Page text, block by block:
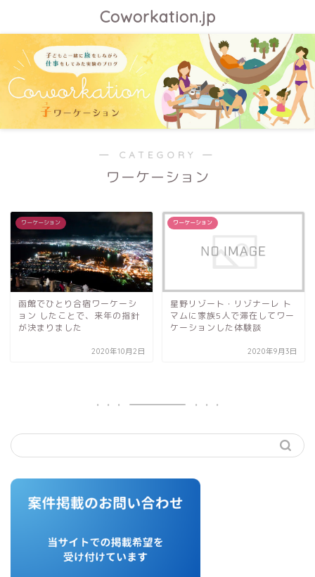
Coworkation.jp
― CATEGORY ―
ワーケーション
ワーケーション
函館でひとり合宿ワーケーシ
ョン したことで、来年の指針
が決まりました
2020年10月2日
ワーケーション
星野リゾート・リゾナーレ ト
マムに家族5人で滞在してワー
ケーションした体験談
2020年9月3日